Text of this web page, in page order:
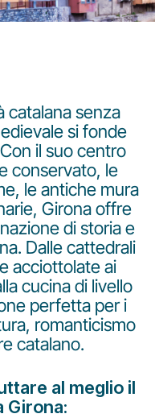
catalana senza
si fonde
il suo centro
conservato, le
le antiche mura
Girona offre
di storia e
Dalle cattedrali
acciottolate ai
cucina di livello
perfetta per i
romanticismo
catalano.
al meglio il
Girona: